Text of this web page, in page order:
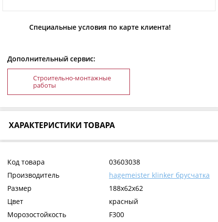
Специальные условия по карте клиента!
Дополнительный сервис:
Строительно-монтажные
работы
ХАРАКТЕРИСТИКИ ТОВАРА
Код товара
03603038
Производитель
hagemeister klinker брусчатка
Размер
188x62x62
Цвет
красный
Морозостойкость
F300